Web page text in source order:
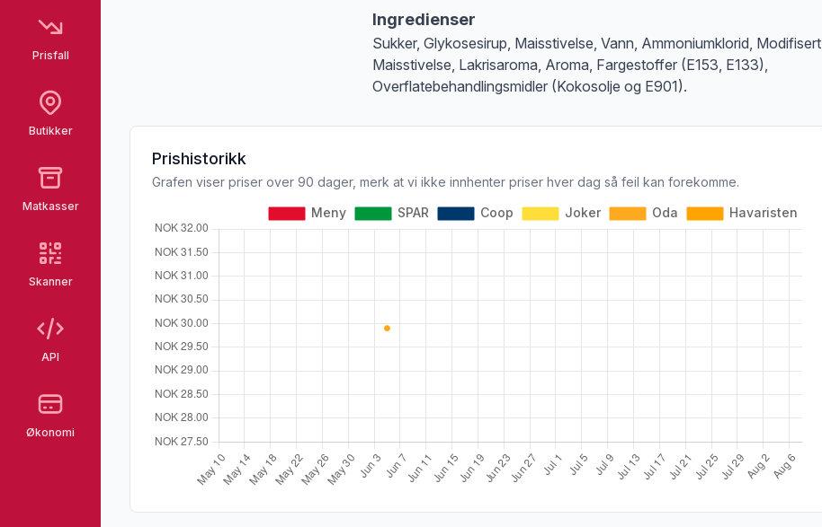
Prisfall
Butikker
Matkasser
Skanner
API
Økonomi
Ingredienser
Sukker, Glykosesirup, Maisstivelse, Vann, Ammoniumklorid, Modifisert
Maisstivelse, Lakrisaroma, Aroma, Fargestoffer (E153, E133),
Overflatebehandlingsmidler (Kokosolje og E901).
Prishistorikk
Grafen viser priser over 90 dager, merk at vi ikke innhenter priser hver dag så feil kan forekomme.